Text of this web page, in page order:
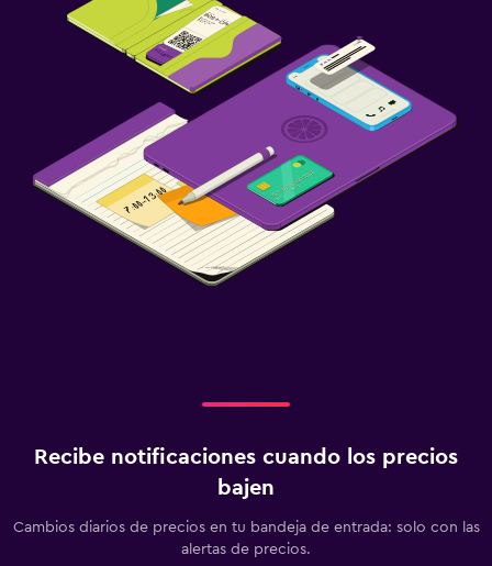
Recibe notificaciones cuando los precios
bajen
Cambios diarios de precios en tu bandeja de entrada: solo con las
alertas de precios.